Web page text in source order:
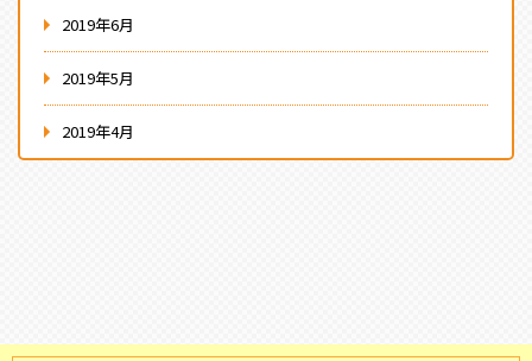
2019年6月
2019年5月
2019年4月